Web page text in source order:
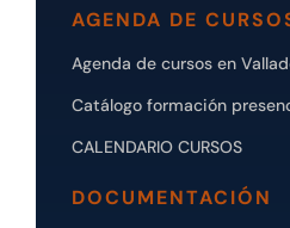
AGENDA DE
Agenda de cursos en
Catálogo formación
CALENDARIO CURSOS
DOCUMENTACIÓN